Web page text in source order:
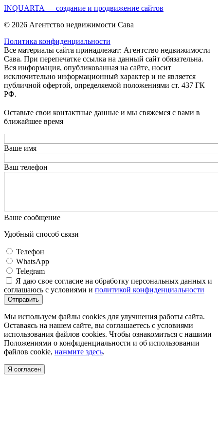
INQUARTA — создание и продвижение сайтов
© 2026 Агентство недвижимости Сава
Политика конфиденциальности
Все материалы сайта принадлежат: Агентство недвижимости
Сава. При перепечатке ссылка на данный сайт обязательна.
Вся информация, опубликованная на сайте, носит
исключительно информационный характер и не является
публичной офертой, определяемой положениями ст. 437 ГК
РФ.
Оставьте свои контактные данные и мы свяжемся с вами в
ближайшее время
Ваше имя
Ваш телефон
Ваше сообщение
Удобный способ связи
Телефон
WhatsApp
Telegram
Я даю свое согласие на обработку персональных данных и
соглашаюсь с условиями и политикой конфиденциальности
Отправить
Мы используем файлы cookies для улучшения работы сайта.
Оставаясь на нашем сайте, вы соглашаетесь с условиями
использования файлов cookies. Чтобы ознакомиться с нашими
Положениями о конфиденциальности и об использовании
файлов cookie, нажмите здесь.
Я согласен